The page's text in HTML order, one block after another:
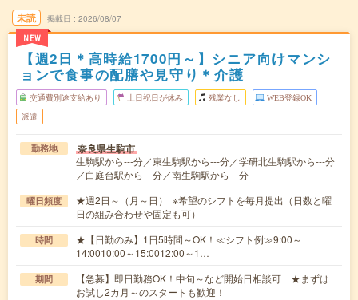
未読
NEW
掲載日 2026/08/07
【週2日＊高時給1700円～】シニア向けマンシ
ョンで食事の配膳や見守り＊介護
交通費別途支給あり 土日祝日が休み 残業なし WEB登録OK
派遣
勤務地 奈良県生駒市
生駒駅から---分／東生駒駅から---分／学研北生駒駅から---分
／白庭台駅から---分／南生駒駅から---分
曜日頻度
★週2日～（月～日） ※希望のシフトを毎月提出（日数と曜
日の組み合わせや固定も可）
時間
★【日勤のみ】1日5時間～OK！≪シフト例≫9:00～
14:0010:00～15:0012:00～1…
期間
【急募】即日勤務OK！中旬～など開始日相談可 ★まずは
お試し2カ月～のスタートも歓迎！